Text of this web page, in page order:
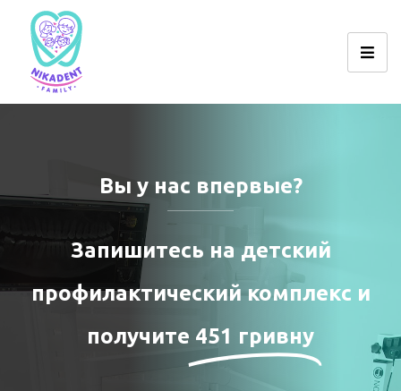
Вы у нас впервые?
Запишитесь на детский
профилактический комплекс и
получите 451 гривну